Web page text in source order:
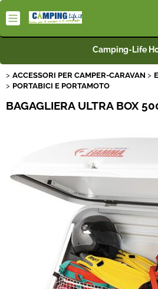
Camping-Life
Articoli per Camper e
Articoli per
Speciale
Campeggio e
BEST SELLER
Rimorchi
Nautica
ACCESSORI PER CAMPER-CARAVAN
PORTABICI E PORTAMOTO
BAGAGLIERA ULTRA BOX